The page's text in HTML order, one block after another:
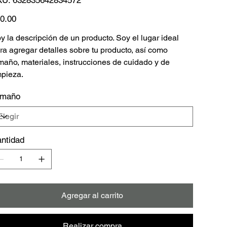
632835642834572
la descripción de un producto. Soy el lugar ideal
agregar detalles sobre tu producto, así como
materiales, instrucciones de cuidado y de
Agregar al carrito